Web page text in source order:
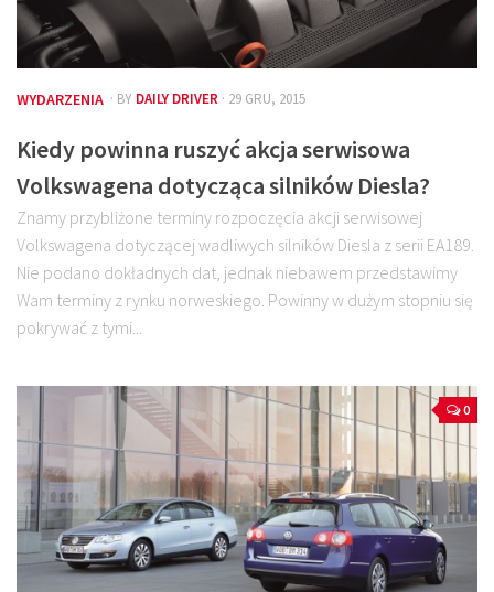
WYDARZENIA · BY DAILY DRIVER · 29 GRU, 2015
Kiedy powinna ruszyć akcja serwisowa
Volkswagena dotycząca silników Diesla?
Znamy przybliżone terminy rozpoczęcia akcji serwisowej
Volkswagena dotyczącej wadliwych silników Diesla z serii EA189.
Nie podano dokładnych dat, jednak niebawem przedstawimy
Wam terminy z rynku norweskiego. Powinny w dużym stopniu się
pokrywać z tymi...
0